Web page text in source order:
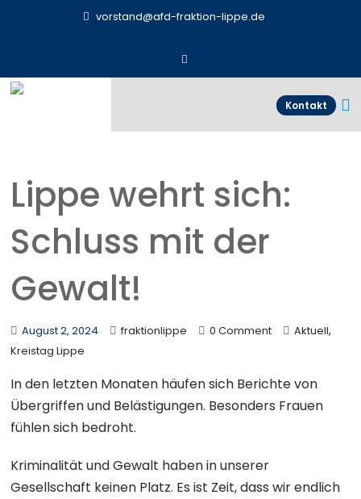
vorstand@afd-fraktion-lippe.de
Kontakt
Lippe wehrt sich:
Schluss mit der
Gewalt!
August 2, 2024 fraktionlippe 0 Comment Aktuell,
Kreistag Lippe
In den letzten Monaten häufen sich Berichte von
Übergriffen und Belästigungen. Besonders Frauen
fühlen sich bedroht.
Kriminalität und Gewalt haben in unserer
Gesellschaft keinen Platz. Es ist Zeit, dass wir endlich